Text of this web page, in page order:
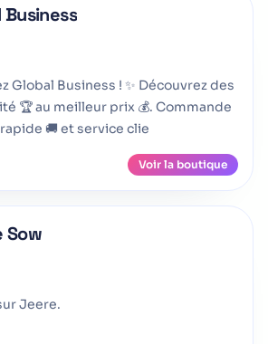
Business
Business ! ✨ Découvrez des
🏆 au meilleur prix 💰. Commande
🚚 et service clie
Voir la boutique
Sow
Jeere.